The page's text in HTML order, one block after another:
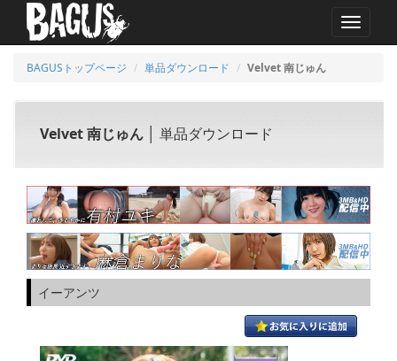
MENU
BAGUSトップページ 単品ダウンロード Velvet 南じゅん
Velvet 南じゅん │ 単品ダウンロード
イーアンツ